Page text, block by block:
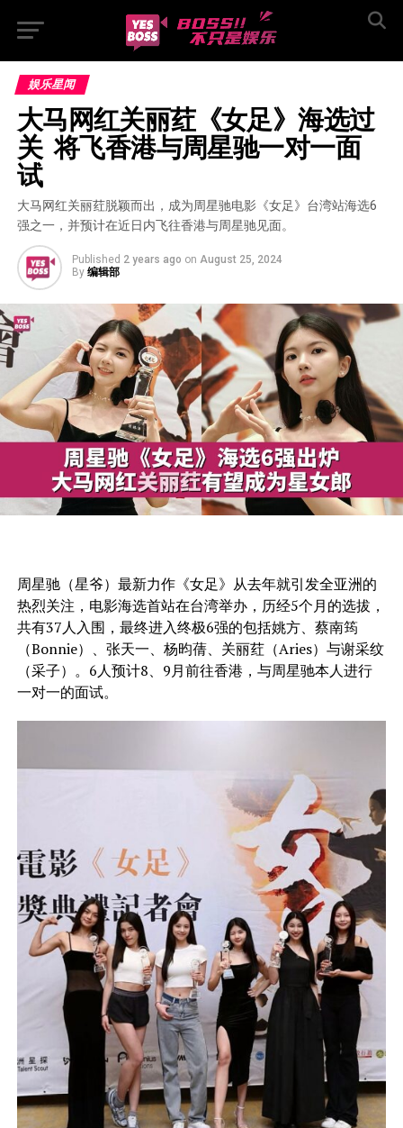
娱乐星闻
大马网红关丽荭《女足》海选过
关  将飞香港与周星驰一对一面
试
大马网红关丽荭脱颖而出，成为周星驰电影《女足》台湾站海选6
强之一，并预计在近日内飞往香港与周星驰见面。
Published 2 years ago on August 25, 2024
By 编辑部
周星驰（星爷）最新力作《女足》从去年就引发全亚洲的
热烈关注，电影海选首站在台湾举办，历经5个月的选拔，
共有37人入围，最终进入终极6强的包括姚方、蔡南筠
（Bonnie）、张天一、杨昀蒨、关丽荭（Aries）与谢采纹
（采子）。6人预计8、9月前往香港，与周星驰本人进行
一对一的面试。